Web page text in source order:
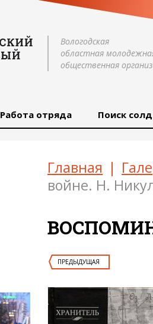
Вологодская
областная
общественная
Работа отряда Поиск
Главная |
войне. Н.
ПРЕДЫДУЩАЯ